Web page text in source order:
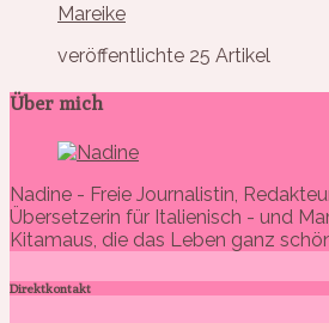
Mareike
veröffentlichte 25 Artikel
Über mich
Nadine - Freie Journalistin,
Übersetzerin für Italienisch - und
Kitamaus, die das Leben ganz
Direktkontakt